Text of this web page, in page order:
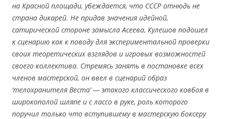
на Красной площади, убеждается, что СССР отнюдь не
страна дикарей. Не придав значения идейной,
сатирической стороне замысла Асеева, Кулешов подошел
к сценарию как к поводу для экспериментальной проверки
своих теоретических взглядов и игровых возможностей
своего коллектива. Стремясь занять в постановке всех
членов мастерской, он ввел в сценарий образ
‘телохранителя Веста’ — этакого классического ковбоя в
широкополой шляпе и с лассо в руке, роль которого
поручил только что вступившему в мастерскую боксеру